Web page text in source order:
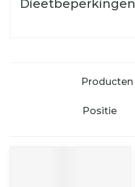
Dieetbeperkingen
Producten
Sorteer op: